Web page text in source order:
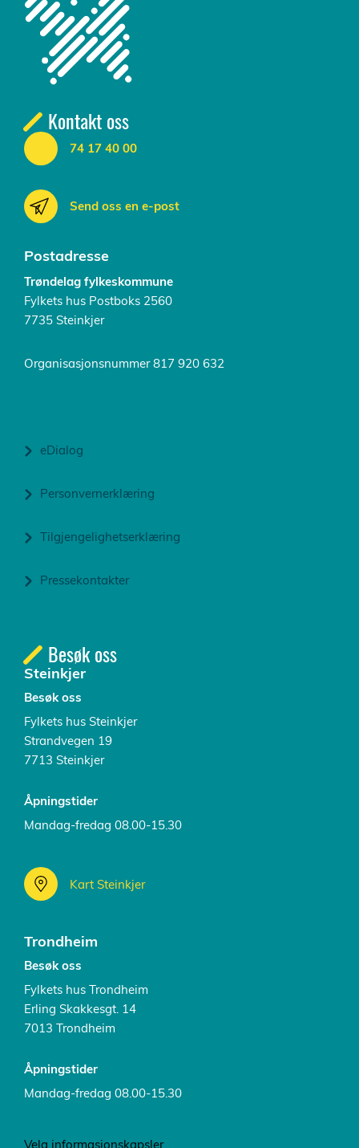
Kontakt oss
74 17 40 00
Send oss en e-post
Postadresse
Trøndelag fylkeskommune
Fylkets hus Postboks 2560
7735 Steinkjer
Organisasjonsnummer 817 920 632
eDialog
Personvernerklæring
Tilgjengelighetserklæring
Pressekontakter
Besøk oss
Steinkjer
Besøk oss
Fylkets hus Steinkjer
Strandvegen 19
7713 Steinkjer
Åpningstider
Mandag-fredag 08.00-15.30
Kart Steinkjer
Trondheim
Besøk oss
Fylkets hus Trondheim
Erling Skakkesgt. 14
7013 Trondheim
Åpningstider
Mandag-fredag 08.00-15.30
Velg informasjonskapsler